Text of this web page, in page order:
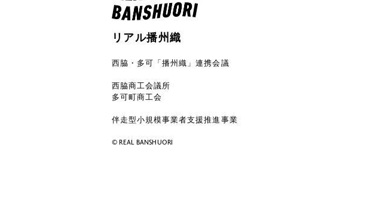
リアル播州織
西脇・多可「播州織」連携会議
西脇商工会議所
多可町商工会
伴走型小規模事業者支援推進事業
©︎ REAL BANSHUORI